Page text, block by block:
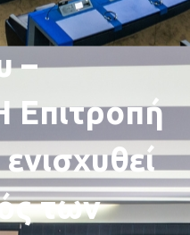
–
Επιτροπή
των